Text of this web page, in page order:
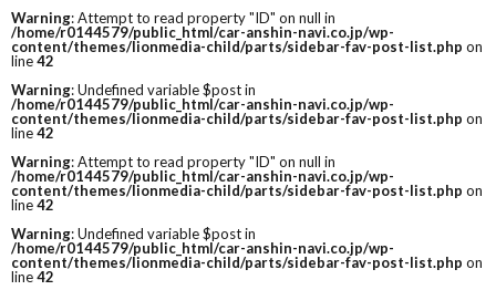
Warning: Attempt to read property "ID" on null in
/home/r0144579/public_html/car-anshin-navi.co.jp/wp-
content/themes/lionmedia-child/parts/sidebar-fav-post-list.php on
line42
Warning: Undefined variable $post in
/home/r0144579/public_html/car-anshin-navi.co.jp/wp-
content/themes/lionmedia-child/parts/sidebar-fav-post-list.php on
line42
Warning: Attempt to read property "ID" on null in
/home/r0144579/public_html/car-anshin-navi.co.jp/wp-
content/themes/lionmedia-child/parts/sidebar-fav-post-list.php on
line42
Warning: Undefined variable $post in
/home/r0144579/public_html/car-anshin-navi.co.jp/wp-
content/themes/lionmedia-child/parts/sidebar-fav-post-list.php on
line42